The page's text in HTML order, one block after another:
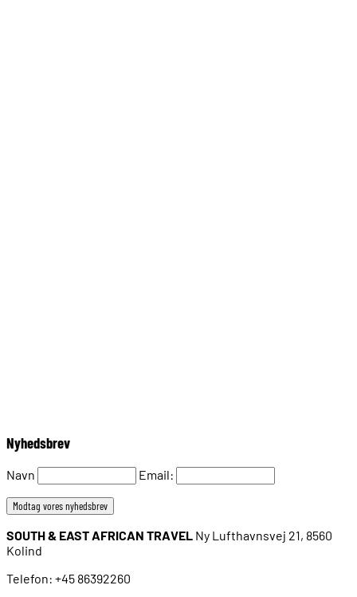
Nyhedsbrev
Navn Email:
SOUTH & EAST AFRICAN TRAVEL Ny Lufthavnsvej 21, 8560
Kolind
Telefon: +45 86392260